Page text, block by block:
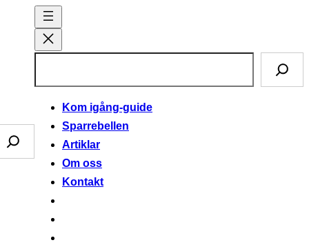
innehåll
Sparklubben
Kom igång-guide
Sparrebellen
Artiklar
Om oss
Kontakt